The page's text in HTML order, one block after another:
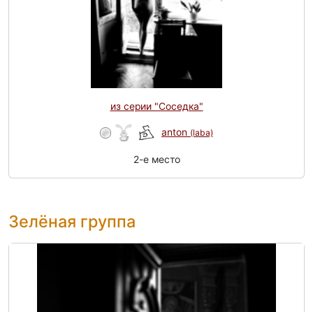
из серии "Соседка"
anton (laba)
2-e место
Зелёная группа